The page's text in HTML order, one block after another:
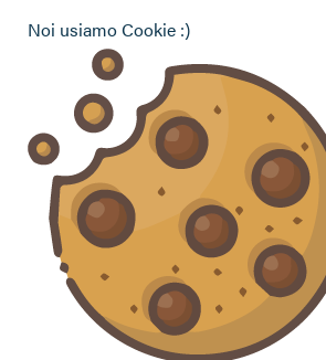
Hai bisogno di informazioni?
Vuoi contattarci per ricevere assistenza,
commento o chiedere informazioni?
CONTATTACI
Seguici sui social
Noi usiamo Cookie :)